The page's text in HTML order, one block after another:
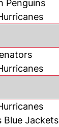
Penguins
Blue Jackets